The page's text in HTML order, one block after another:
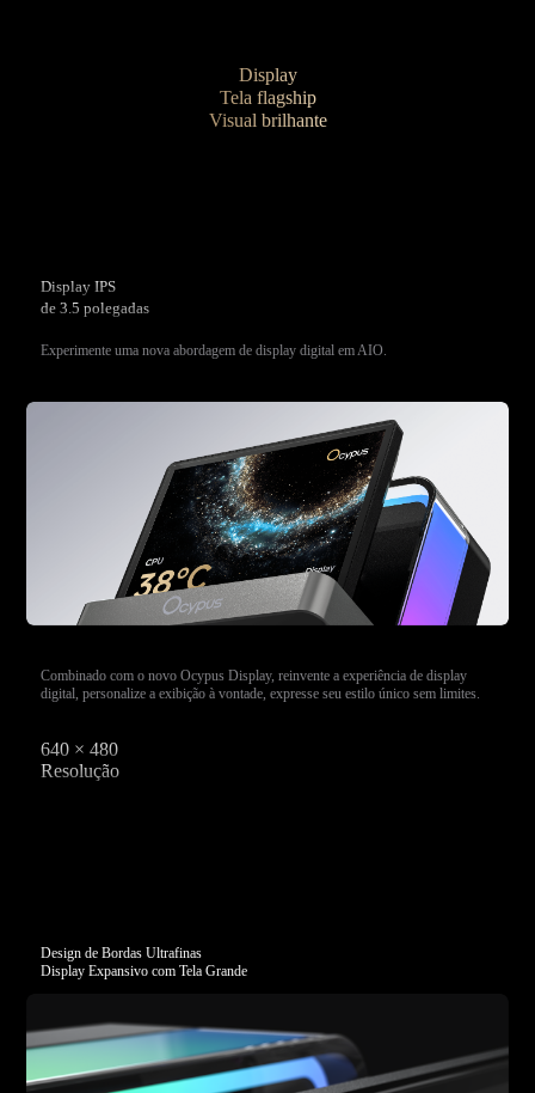
Display
Tela flagship
Visual brilhante
Display IPS
de 3.5 polegadas
Experimente uma nova abordagem de display digital em AIO.
Combinado com o novo Ocypus Display, reinvente a experiência de display
digital, personalize a exibição à vontade, expresse seu estilo único sem limites.
640 × 480
Resolução
Design de Bordas Ultrafinas
Display Expansivo com Tela Grande